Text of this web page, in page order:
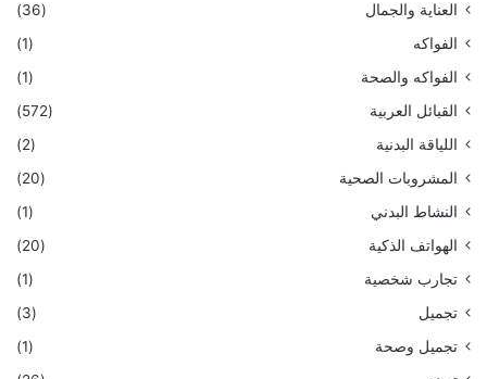
العناية والجمال
(36)
الفواكه
(1)
الفواكه والصحة
(1)
القبائل العربية
(572)
اللياقة البدنية
(2)
المشروبات الصحية
(20)
النشاط البدني
(1)
الهواتف الذكية
(20)
تجارب شخصية
(1)
تجميل
(3)
تجميل وصحة
(1)